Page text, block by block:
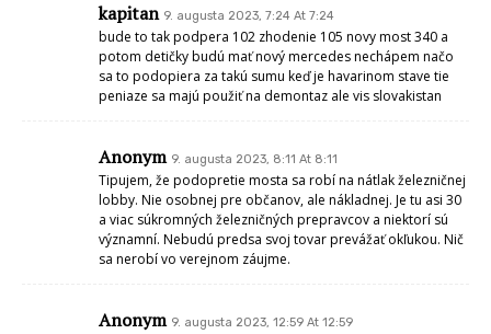
kapitan 9. augusta 2023, 7:24 At 7:24
bude to tak podpera 102 zhodenie 105 novy most 340 a
potom detičky budú mať nový mercedes nechápem načo
sa to podopiera za takú sumu keď je havarinom stave tie
peniaze sa majú použiť na demontaz ale vis slovakistan
Anonym 9. augusta 2023, 8:11 At 8:11
Tipujem, že podopretie mosta sa robí na nátlak železničnej
lobby. Nie osobnej pre občanov, ale nákladnej. Je tu asi 30
a viac súkromných železničných prepravcov a niektorí sú
významní. Nebudú predsa svoj tovar prevážať okľukou. Nič
sa nerobí vo verejnom záujme.
Anonym 9. augusta 2023, 12:59 At 12:59